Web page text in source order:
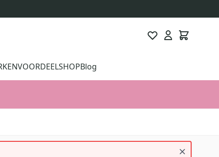
VOORDEELSHOPBlog